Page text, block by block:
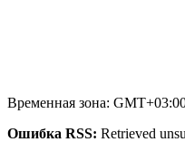
Временная зона:
Ошибка RSS: Retrieved